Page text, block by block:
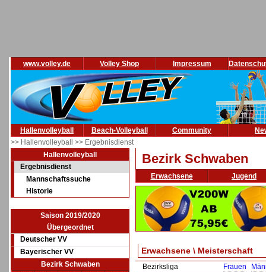
www.volley.de Volley Shop Impressum
Hallenvolleyball Beach-Volleyball Community
>> Hallenvolleyball >> Ergebnisdienst
Hallenvolleyball
Ergebnisdienst
Mannschaftssuche
Historie
Saison 2019/2020
Übergeordnet
Deutscher VV
Bayerischer VV
Bezirk Schwaben
Bezirk Schwaben
Erwachsene Jugend
Erwachsene \ Meisterschaft
Bezirksliga Frauen